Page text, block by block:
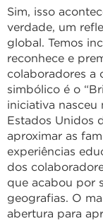
Sim, isso
verdade, um
global. Temos
reconhece e
colaboradores a
simbólico é o
iniciativa nasceu
Estados Unidos
aproximar as
experiências
dos
que acabou por
geografias. O
abertura para